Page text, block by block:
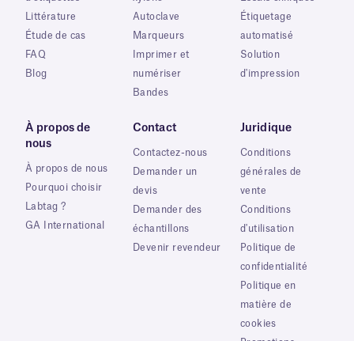
Littérature
Étude de cas
FAQ
Blog
Autoclave
Marqueurs
Imprimer et
numériser
Bandes
Étiquetage
automatisé
Solution
d'impression
À propos de
nous
À propos de nous
Pourquoi choisir
Labtag ?
GA International
Contact
Contactez-nous
Demander un
devis
Demander des
échantillons
Devenir revendeur
Juridique
Conditions
générales de
vente
Conditions
d'utilisation
Politique de
confidentialité
Politique en
matière de
cookies